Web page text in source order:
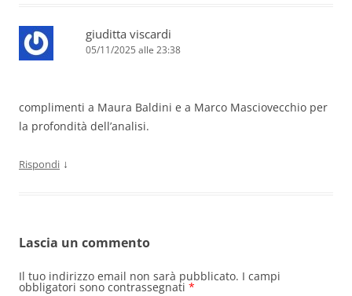
giuditta viscardi
05/11/2025 alle 23:38
complimenti a Maura Baldini e a Marco Masciovecchio per
la profondità dell’analisi.
Rispondi ↓
Lascia un commento
Il tuo indirizzo email non sarà pubblicato. I campi
obbligatori sono contrassegnati *